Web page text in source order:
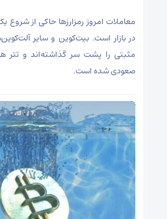
معاملات امروز رمزارز‌ها حاکی از
در بازار است. بیت‌کوین و سایر
مثبتی را پشت سر گذاشته‌اند و تتر
صعودی شده است.